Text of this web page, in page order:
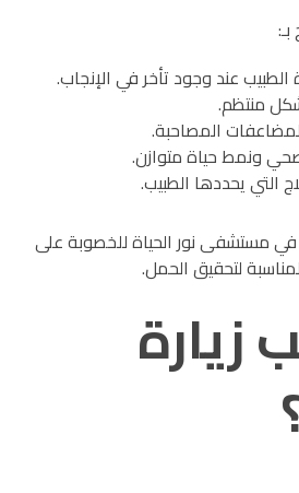
الطبيب عند وجود تأخر في الإنجاب.
منتظم.
المصاحبة.
ونمط حياة متوازن.
التي يحددها الطبيب.
في مستشفى نور الحياة للخصوبة على
لتحقيق الحمل.
زيارة